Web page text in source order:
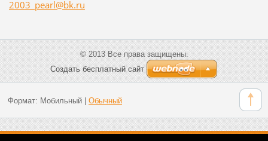
2003_pearl@bk.ru
© 2013 Все права защищены.
Создать бесплатный сайт
Формат: Мобильный| Обычный